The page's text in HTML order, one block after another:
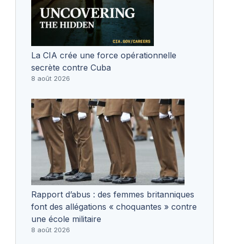
La CIA crée une force opérationnelle
secrète contre Cuba
8 août 2026
Rapport d’abus : des femmes britanniques
font des allégations « choquantes » contre
une école militaire
8 août 2026